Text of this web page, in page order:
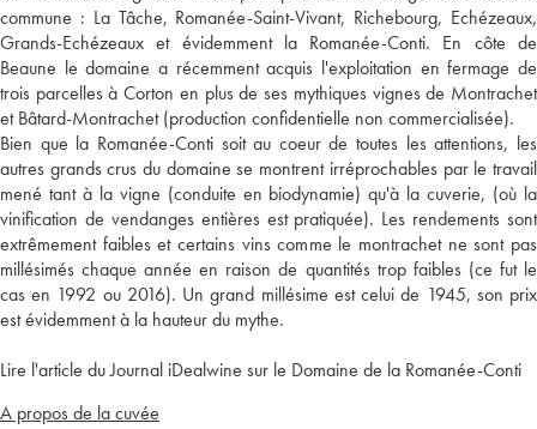
commune : La Tâche, Romanée-Saint-Vivant, Richebourg, Echézeaux,
Grands-Echézeaux et évidemment la Romanée-Conti. En côte de
Beaune le domaine a récemment acquis l'exploitation en fermage de
trois parcelles à Corton en plus de ses mythiques vignes de Montrachet
et Bâtard-Montrachet (production confidentielle non commercialisée).
Bien que la Romanée-Conti soit au coeur de toutes les attentions, les
autres grands crus du domaine se montrent irréprochables par le travail
mené tant à la vigne (conduite en biodynamie) qu'à la cuverie, (où la
vinification de vendanges entières est pratiquée). Les rendements sont
extrêmement faibles et certains vins comme le montrachet ne sont pas
millésimés chaque année en raison de quantités trop faibles (ce fut le
cas en 1992 ou 2016). Un grand millésime est celui de 1945, son prix
est évidemment à la hauteur du mythe.
Lire l'article du Journal iDealwine sur le Domaine de la Romanée-Conti
A propos de la cuvée